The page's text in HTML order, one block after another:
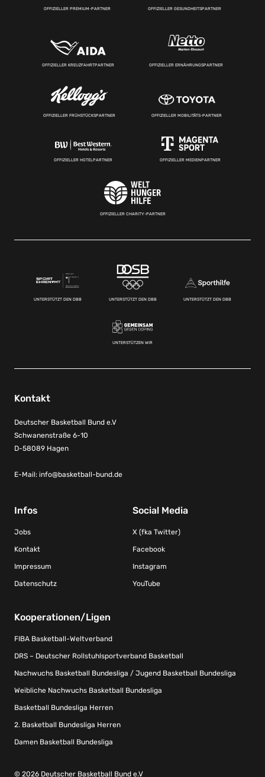
OFFIZIELLER PREMIUM-PARTNER OFFIZIELLER GESUNDHEITSPARTNER
OFFIZIELLER KREUZFAHRTPARTNER OFFIZIELLER ERNÄHRUNGSPARTNER
OFFIZIELLER FRÜHSTÜCKSPARTNER OFFIZIELLER MOBILITÄTS-PARTNER
OFFIZIELLER HOTELPARTNER OFFIZIELLER MEDIENPARTNER
OFFIZIELLER CHARITY-PARTNER
UNTERSTÜTZT DEN DBB UNTERSTÜTZT DEN DBB UNTERSTÜTZT DEN DBB
UNTERSTÜTZEN WIR
Kontakt
Deutscher Basketball Bund e.V
Schwanenstraße 6-10
D-58089 Hagen
E-Mail: info@basketball-bund.de
Infos
Jobs
Kontakt
Impressum
Datenschutz
Social Media
X (fka Twitter)
Facebook
Instagram
YouTube
Kooperationen/Ligen
FIBA Basketball-Weltverband
DRS – Deutscher Rollstuhlsportverband Basketball
Nachwuchs Basketball Bundesliga / Jugend Basketball Bundesliga
Weibliche Nachwuchs Basketball Bundesliga
Basketball Bundesliga Herren
2. Basketball Bundesliga Herren
Damen Basketball Bundesliga
© 2026 Deutscher Basketball Bund e.V